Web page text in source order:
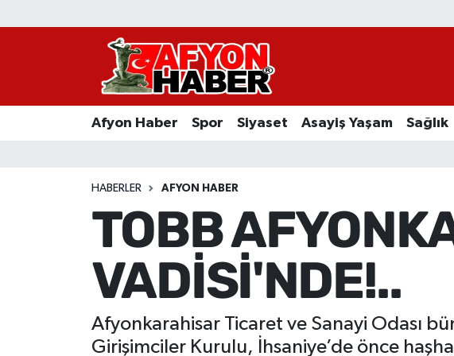
Afyon Haber Spor Siyaset Asayiş Yaşam Sağlık
HABERLER AFYON HABER
TOBB
VADİSİ'NDE!..
Afyonkarahisar Ticaret ve Sanayi Odası
Girişimciler Kurulu, İhsaniye’de önce
Afyon Haber
Asayiş Yaşam
Ekonomi